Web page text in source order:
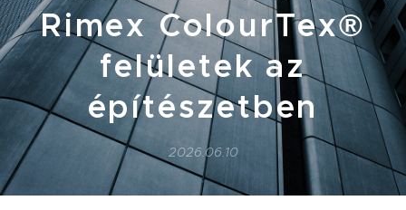
Rimex ColourTex®
felületek az
építészetben
2026.06.10